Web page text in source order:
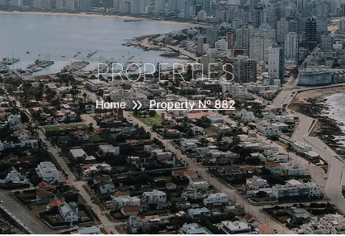
PROPERTIES
Home Property Nº 882